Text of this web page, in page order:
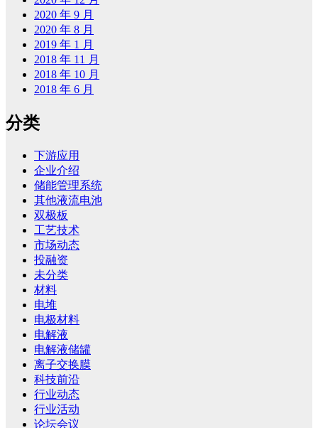
2020 年 9 月
2020 年 8 月
2019 年 1 月
2018 年 11 月
2018 年 10 月
2018 年 6 月
分类
下游应用
企业介绍
储能管理系统
其他液流电池
双极板
工艺技术
市场动态
投融资
未分类
材料
电堆
电极材料
电解液
电解液储罐
离子交换膜
科技前沿
行业动态
行业活动
论坛会议